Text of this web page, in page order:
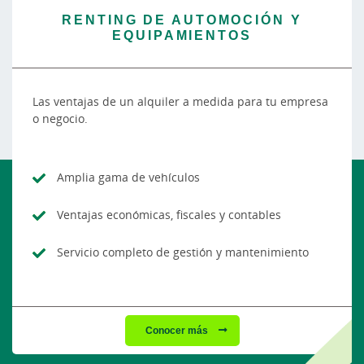
RENTING DE AUTOMOCIÓN Y
EQUIPAMIENTOS
Las ventajas de un alquiler a medida para tu empresa
o negocio.
Amplia gama de vehículos
Ventajas económicas, fiscales y contables
Servicio completo de gestión y mantenimiento
Conocer más